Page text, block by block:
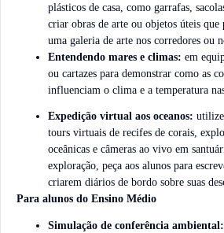
plásticos de casa, como garrafas,
criar obras de arte ou objetos úteis que
uma galeria de arte nos corredores ou
Entendendo mares e climas: em
ou cartazes para demonstrar como as
influenciam o clima e a temperatura
Expedição virtual aos oceanos:
tours virtuais de recifes de corais,
oceânicas e câmeras ao vivo em
exploração, peça aos alunos para
criarem diários de bordo sobre suas
Para alunos do Ensino Médio
Simulação de conferência ambiental: